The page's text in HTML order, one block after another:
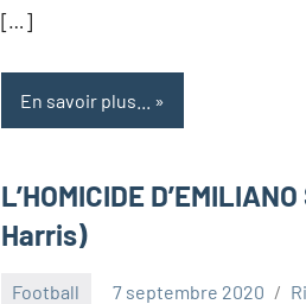
[…]
En savoir plus...
L’HOMICIDE
Harris)
Football 7 septembre 2020